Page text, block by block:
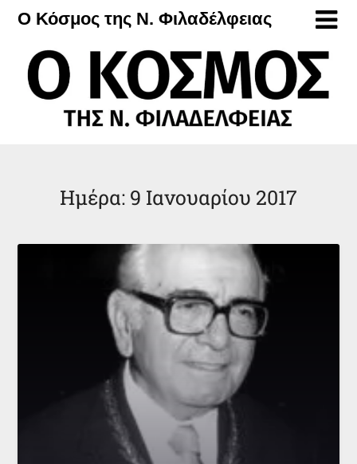
Μετάβαση
περιεχόμενο
Ο Κόσμος της Ν. Φιλαδέλφειας
Ημέρα: 9 Ιανουαρίου 2017